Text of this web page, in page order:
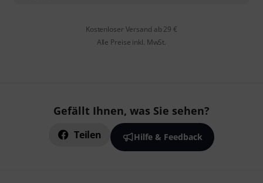
Kostenloser Versand ab 29 €
Alle Preise inkl. MwSt.
Gefällt Ihnen, was Sie sehen?
Teilen Hilfe & Feedback